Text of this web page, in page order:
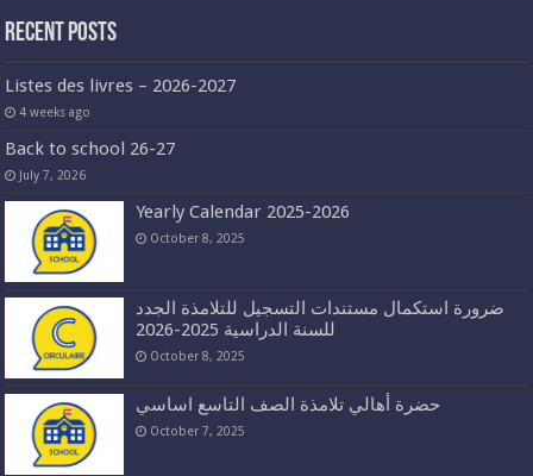
Recent Posts
Listes des livres – 2026-2027
4 weeks ago
Back to school 26-27
July 7, 2026
Yearly Calendar 2025-2026
October 8, 2025
ضرورة استكمال مستندات التسجيل للتلامذة الجدد
للسنة الدراسية 2025-2026
October 8, 2025
حضرة أهالي تلامذة الصف التاسع اساسي
October 7, 2025